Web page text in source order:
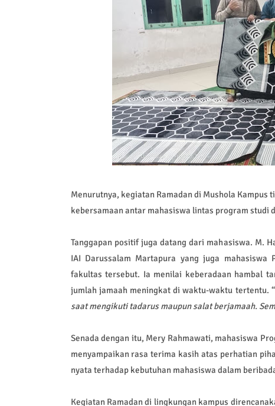
Menurutnya, kegiatan Ramadan di Mushola
kebersamaan antar mahasiswa lintas program studi
Tanggapan positif juga datang dari mahasiswa. M.
IAI Darussalam Martapura yang juga mahasiswa
fakultas tersebut. Ia menilai keberadaan hambal
jumlah jamaah meningkat di waktu-waktu tertentu. “
saat mengikuti tadarus maupun salat berjamaah.
Senada dengan itu, Mery Rahmawati, mahasiswa
menyampaikan rasa terima kasih atas perhatian
nyata terhadap kebutuhan mahasiswa dalam
Kegiatan Ramadan di lingkungan kampus